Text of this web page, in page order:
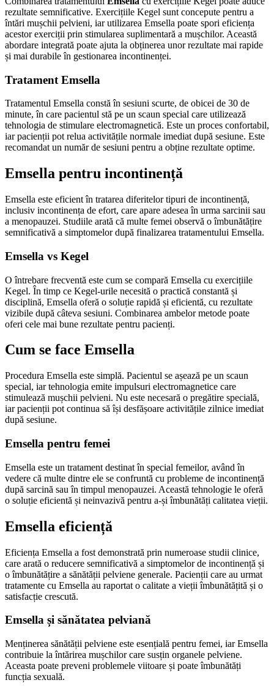
rezultate semnificative. Exercițiile Kegel sunt concepute pentru a
întări mușchii pelvieni, iar utilizarea Emsella poate spori eficiența
acestor exerciții prin stimularea suplimentară a mușchilor. Această
abordare integrată poate ajuta la obținerea unor rezultate mai rapide
și mai durabile în gestionarea incontinenței.
Tratament Emsella
Tratamentul Emsella constă în sesiuni scurte, de obicei de 30 de
minute, în care pacientul stă pe un scaun special care utilizează
tehnologia de stimulare electromagnetică. Este un proces confortabil,
iar pacienții pot relua activitățile normale imediat după sesiune. Este
recomandat un număr de sesiuni pentru a obține rezultate optime.
Emsella pentru incontinență
Emsella este eficient în tratarea diferitelor tipuri de incontinență,
inclusiv incontinența de efort, care apare adesea în urma sarcinii sau
a menopauzei. Studiile arată că multe femei observă o îmbunătățire
semnificativă a simptomelor după finalizarea tratamentului Emsella.
Emsella vs Kegel
O întrebare frecventă este cum se compară Emsella cu exercițiile
Kegel. În timp ce Kegel-urile necesită o practică constantă și
disciplină, Emsella oferă o soluție rapidă și eficientă, cu rezultate
vizibile după câteva sesiuni. Combinarea ambelor metode poate
oferi cele mai bune rezultate pentru pacienți.
Cum se face Emsella
Procedura Emsella este simplă. Pacientul se așează pe un scaun
special, iar tehnologia emite impulsuri electromagnetice care
stimulează mușchii pelvieni. Nu este necesară o pregătire specială,
iar pacienții pot continua să își desfășoare activitățile zilnice imediat
după sesiune.
Emsella pentru femei
Emsella este un tratament destinat în special femeilor, având în
vedere că multe dintre ele se confruntă cu probleme de incontinență
după sarcină sau în timpul menopauzei. Această tehnologie le oferă
o soluție eficientă și neinvazivă pentru a-și îmbunătăți calitatea vieții.
Emsella eficiență
Eficiența Emsella a fost demonstrată prin numeroase studii clinice,
care arată o reducere semnificativă a simptomelor de incontinență și
o îmbunătățire a sănătății pelviene generale. Pacienții care au urmat
tratamente cu Emsella au raportat o calitate a vieții îmbunătățită și o
satisfacție crescută.
Emsella și sănătatea pelviană
Menținerea sănătății pelviene este esențială pentru femei, iar Emsella
contribuie la întărirea mușchilor care susțin organele pelviene.
Aceasta poate preveni problemele viitoare și poate îmbunătăți
funcția sexuală.